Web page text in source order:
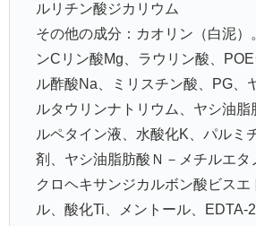
ルリチン酸ジカリウム
その他の成分：カオリン（白泥）
ンCリン酸Mg、ラウリン酸、
ル酢酸Na、ミリスチン酸、PG、
ルタウリンナトリウム、ヤシ油
ルペタイン液、水酸化K、パルミ
剤、ヤシ油脂肪酸Ｎ－メチルエタ
クロヘキサンジカルボン酸ビスエ
ル、酸化Ti、メントール、EDTA-